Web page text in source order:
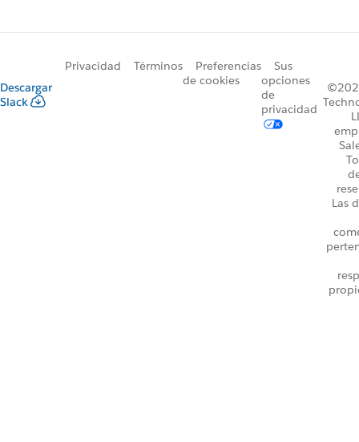
Descargar
Slack
Privacidad Términos
Preferencias
de cookies
Sus
opciones
de
privacidad
Las